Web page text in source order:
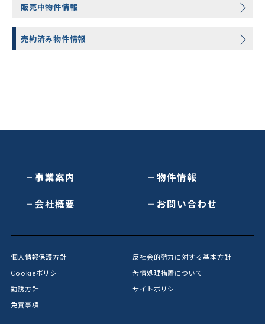
販売中物件情報
売約済み物件情報
事業案内 物件情報
会社概要 お問い合わせ
個人情報保護方針
反社会的勢力に対する基本方針
Cookieポリシー
苦情処理措置について
勧誘方針
サイトポリシー
免責事項